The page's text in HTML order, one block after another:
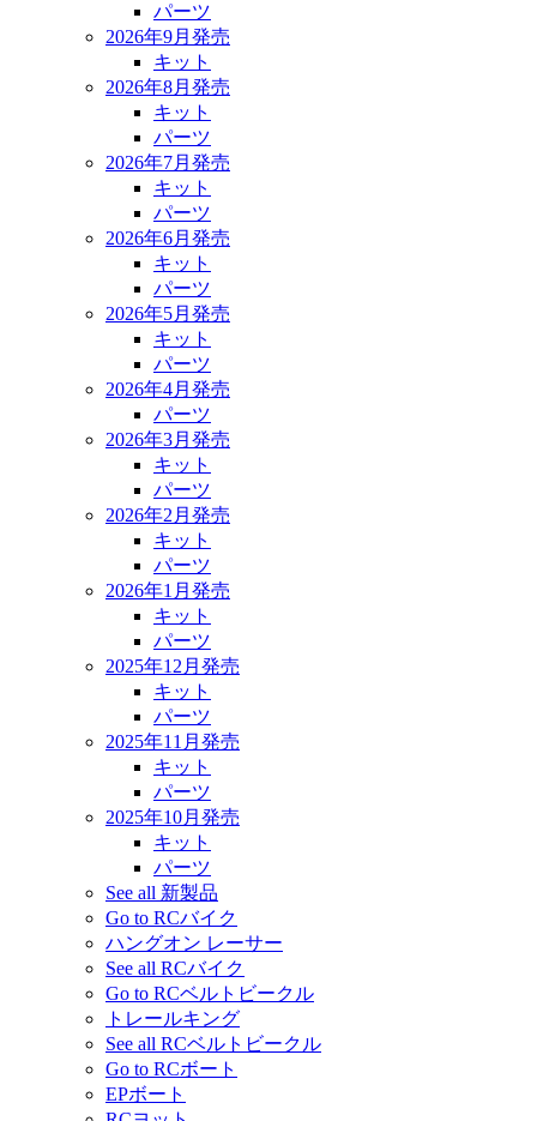
パーツ
2026年9月発売
キット
2026年8月発売
キット
パーツ
2026年7月発売
キット
パーツ
2026年6月発売
キット
パーツ
2026年5月発売
キット
パーツ
2026年4月発売
パーツ
2026年3月発売
キット
パーツ
2026年2月発売
キット
パーツ
2026年1月発売
キット
パーツ
2025年12月発売
キット
パーツ
2025年11月発売
キット
パーツ
2025年10月発売
キット
パーツ
See all 新製品
Go to RCバイク
ハングオン レーサー
See all RCバイク
Go to RCベルトビークル
トレールキング
See all RCベルトビークル
Go to RCボート
EPボート